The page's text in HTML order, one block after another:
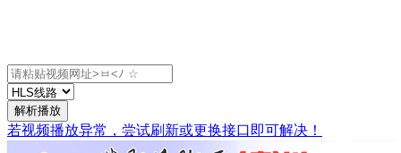
解析播放
若视频播放异常，尝试刷新或更换接口即可解决！